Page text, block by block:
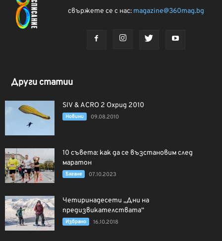
свържете се с нас: magazine@360mag.bg
Други статии
SIV & ACRO 2 Охрид 2010
Новини 09.08.2010
10 съвета: как да се възстановим след
маратон
Бягане 07.10.2023
Четиринадесети „Дни на
предизвикателствата“
Избрано 16.10.2018